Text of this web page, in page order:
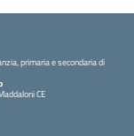
primaria e secondaria di
CE